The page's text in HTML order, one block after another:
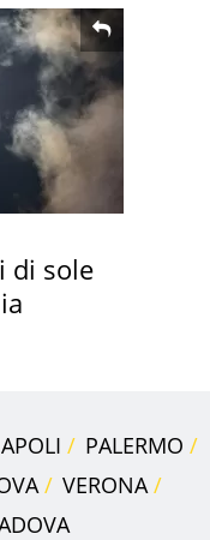
di sole
PALERMO
VERONA